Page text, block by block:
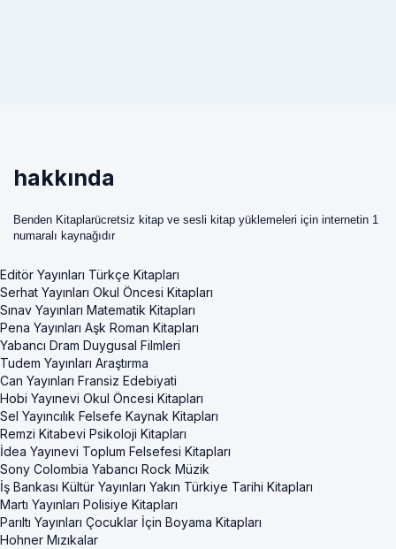
hakkında
Benden Kitaplarücretsiz kitap ve sesli kitap yüklemeleri için internetin 1
numaralı kaynağıdır
Editör Yayınları Türkçe Kitapları
Serhat Yayınları Okul Öncesi Kitapları
Sınav Yayınları Matematik Kitapları
Pena Yayınları Aşk Roman Kitapları
Yabancı Dram Duygusal Filmleri
Tudem Yayınları Araştırma
Can Yayınları Fransiz Edebiyati
Hobi Yayınevi Okul Öncesi Kitapları
Sel Yayıncılık Felsefe Kaynak Kitapları
Remzi Kitabevi Psikoloji Kitapları
İdea Yayınevi Toplum Felsefesi Kitapları
Sony Colombia Yabancı Rock Müzik
İş Bankası Kültür Yayınları Yakın Türkiye Tarihi Kitapları
Martı Yayınları Polisiye Kitapları
Parıltı Yayınları Çocuklar İçin Boyama Kitapları
Hohner Mızıkalar